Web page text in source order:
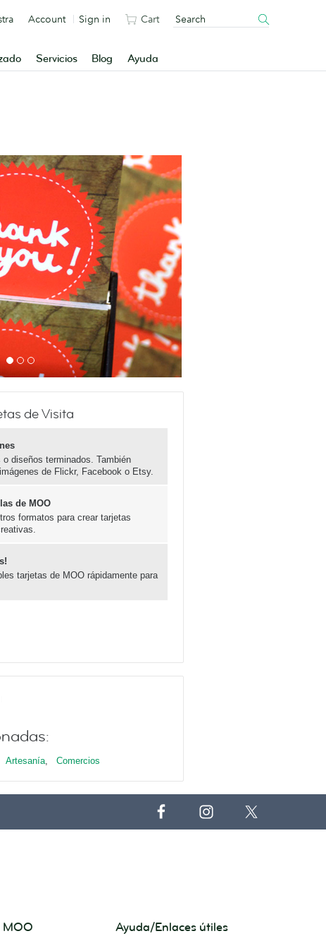
Servicios Blog Ayuda
Account Sign in Cart
de Visita
o diseños terminados. También
de Flickr, Facebook o Etsy.
de MOO
formatos para crear tarjetas
tarjetas de MOO rápidamente para
Artesanía, Comercios
MOO Ayuda/Enlaces útiles